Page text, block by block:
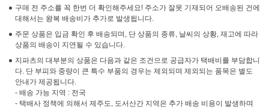
구매 전 주소를 꼭 한번 더 확인해주세요! 주소가 잘못 기재되어 오배송된 건에
대해서는 왕복 배송비가 추가로 발생됩니다.
주문 상품은 입금 확인 후 배송되며, 단 상품의 종류, 날씨의 상황, 재고에 따라
상품의 배송이 지연될 수 있습니다.
지파츠의 대부분의 상품은 다음과 같은 조건으로 공급자가 택배비를 부담합니
다. 단 부피와 중량이 큰 특수 부품의 경우는 제외되며 제외되는 품목은 별도
안내가 제공됩니다.
- 배송 가능 지역 : 전국
- 택배사 정책에 의해서 제주도, 도서산간 지역은 추가 배송 비용이 발생하며